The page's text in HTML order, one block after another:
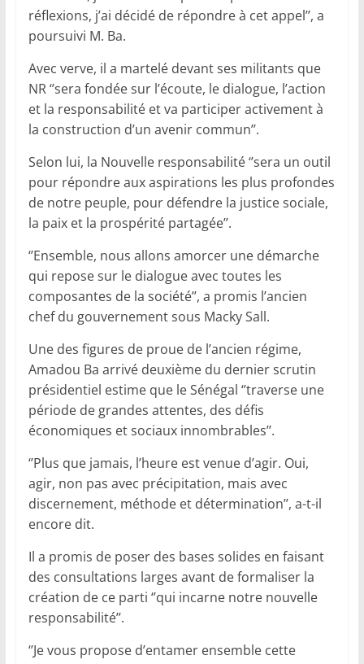
réflexions, j’ai décidé de répondre à cet appel’’, a
poursuivi M. Ba.
Avec verve, il a martelé devant ses militants que
NR ‘’sera fondée sur l’écoute, le dialogue, l’action
et la responsabilité et va participer activement à
la construction d’un avenir commun’’.
Selon lui, la Nouvelle responsabilité ‘’sera un outil
pour répondre aux aspirations les plus profondes
de notre peuple, pour défendre la justice sociale,
la paix et la prospérité partagée’’.
‘’Ensemble, nous allons amorcer une démarche
qui repose sur le dialogue avec toutes les
composantes de la société’’, a promis l’ancien
chef du gouvernement sous Macky Sall.
Une des figures de proue de l’ancien régime,
Amadou Ba arrivé deuxième du dernier scrutin
présidentiel estime que le Sénégal ‘’traverse une
période de grandes attentes, des défis
économiques et sociaux innombrables’’.
‘’Plus que jamais, l’heure est venue d’agir. Oui,
agir, non pas avec précipitation, mais avec
discernement, méthode et détermination’’, a-t-il
encore dit.
Il a promis de poser des bases solides en faisant
des consultations larges avant de formaliser la
création de ce parti ‘’qui incarne notre nouvelle
responsabilité’’.
‘’Je vous propose d’entamer ensemble cette